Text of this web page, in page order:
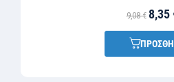
9,08 € 8,35